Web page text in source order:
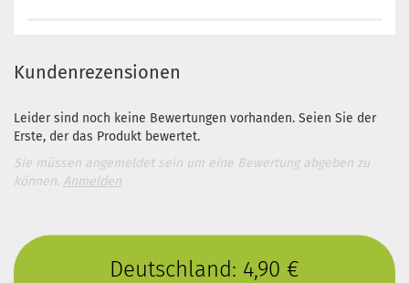
Kundenrezensionen
Leider sind noch keine Bewertungen vorhanden. Seien Sie der
Erste, der das Produkt bewertet.
Sie müssen angemeldet sein um eine Bewertung abgeben zu
können. Anmelden
Deutschland: 4,90 €